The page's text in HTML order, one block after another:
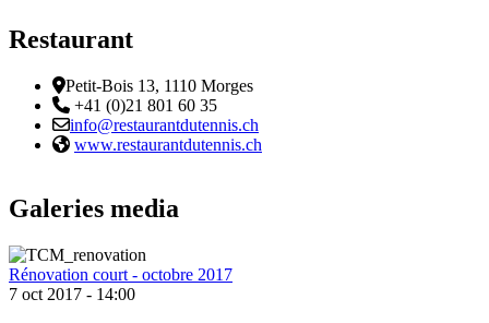
Restaurant
Adresse
Petit-Bois 13, 1110 Morges
Téléphone:
+41 (0)21 801 60 35
Email :
info@restaurantdutennis.ch
Site web:
www.restaurantdutennis.ch
Galeries media
Rénovation court - octobre 2017
7 oct 2017 - 14:00